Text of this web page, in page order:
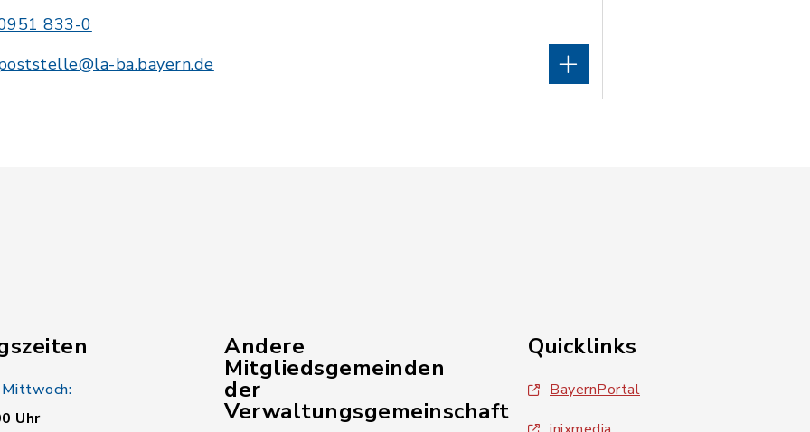
833-0
ba.bayern.de
Uhr
Andere
Mitgliedsgemeinden
der
Verwaltungsgemeinschaft
Quicklinks
BayernPortal